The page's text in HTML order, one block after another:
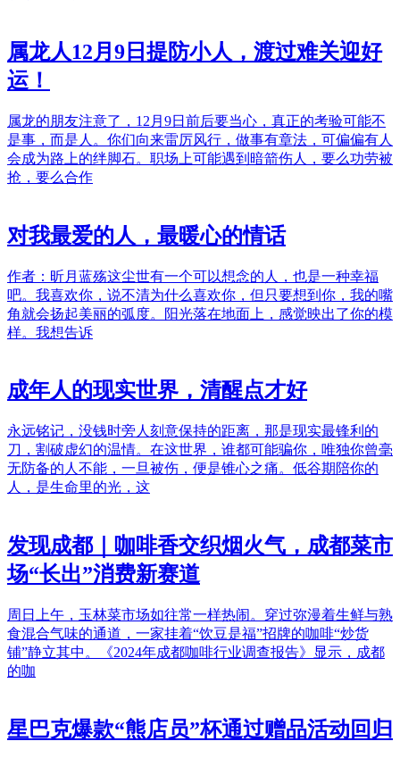
属龙人12月9日提防小人，渡过难关迎好
运！
属龙的朋友注意了，12月9日前后要当心，真正的考验可能不
是事，而是人。你们向来雷厉风行，做事有章法，可偏偏有人
会成为路上的绊脚石。职场上可能遇到暗箭伤人，要么功劳被
抢，要么合作
对我最爱的人，最暖心的情话
作者：昕月蓝殇这尘世有一个可以想念的人，也是一种幸福
吧。我喜欢你，说不清为什么喜欢你，但只要想到你，我的嘴
角就会扬起美丽的弧度。阳光落在地面上，感觉映出了你的模
样。我想告诉
成年人的现实世界，清醒点才好
永远铭记，没钱时旁人刻意保持的距离，那是现实最锋利的
刀，割破虚幻的温情。在这世界，谁都可能骗你，唯独你曾毫
无防备的人不能，一旦被伤，便是锥心之痛。低谷期陪你的
人，是生命里的光，这
发现成都｜咖啡香交织烟火气，成都菜市
场“长出”消费新赛道
周日上午，玉林菜市场如往常一样热闹。穿过弥漫着生鲜与熟
食混合气味的通道，一家挂着“饮豆是福”招牌的咖啡“炒货
铺”静立其中。《2024年成都咖啡行业调查报告》显示，成都
的咖
星巴克爆款“熊店员”杯通过赠品活动回归